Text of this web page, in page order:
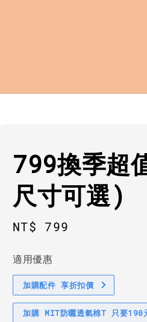
799換季超
尺寸可選)
Regular
NT$ 799
適用優惠
加購配件 享折扣價
加購 MIT防曬透氣棉T 只要190